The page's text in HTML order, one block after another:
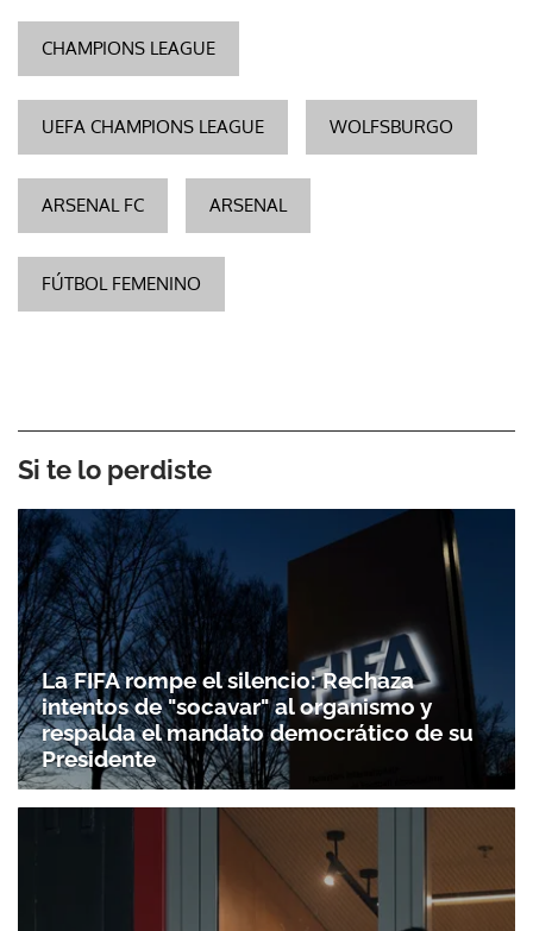
CHAMPIONS LEAGUE
UEFA CHAMPIONS LEAGUE WOLFSBURGO
ARSENAL FC ARSENAL
FÚTBOL FEMENINO
Si te lo perdiste
La FIFA rompe el silencio: Rechaza
intentos de "socavar" al organismo y
respalda el mandato democrático de su
Presidente